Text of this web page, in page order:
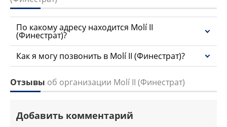
По какому адресу находится Molí II
(Финестрат)?
Как я могу позвонить в Molí II (Финестрат)?
Отзывы об организации Molí II (Финестрат)
Добавить комментарий